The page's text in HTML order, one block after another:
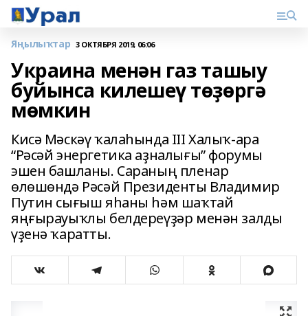
Яңылыҡтар 3 ОКТЯБРЯ 2019, 06:06
Украина менән газ ташыу
буйынса килешеү төҙөргә
мөмкин
Кисә Мәскәү ҡалаһында III Халыҡ-ара
“Рәсәй энергетика аҙналығы” форумы
эшен башланы. Сараның пленар
өлөшөндә Рәсәй Президенты Владимир
Путин сығыш яһаны һәм шаҡтай
яңғырауыҡлы белдереүҙәр менән залды
үҙенә ҡаратты.